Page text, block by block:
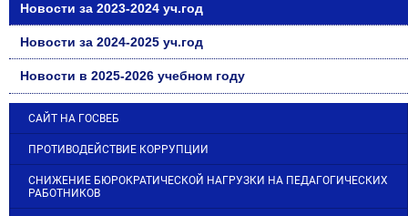
Новости за 2023-2024 уч.год
Новости за 2024-2025 уч.год
Новости в 2025-2026 учебном году
САЙТ НА ГОСВЕБ
ПРОТИВОДЕЙСТВИЕ КОРРУПЦИИ
СНИЖЕНИЕ БЮРОКРАТИЧЕСКОЙ НАГРУЗКИ НА ПЕДАГОГИЧЕСКИХ
РАБОТНИКОВ